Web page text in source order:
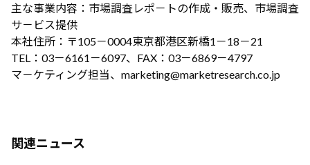
主な事業内容：市場調査レポ－トの作成・販売、市場調査
サ－ビス提供
本社住所：〒105－0004東京都港区新橋1－18－21
TEL：03－6161－6097、FAX：03－6869－4797
マ－ケティング担当、marketing@marketresearch.co.jp
関連ニュース